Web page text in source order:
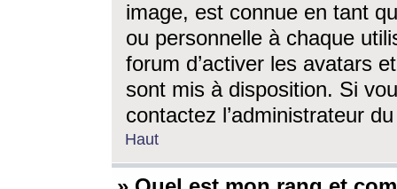
image, est connue en tant
ou personnelle à chaque
forum d’activer les avatars
sont mis à disposition. Si
contactez l’administrateur
Haut